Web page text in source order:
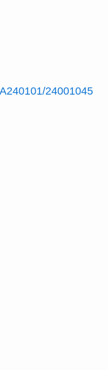
24001045